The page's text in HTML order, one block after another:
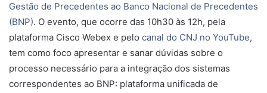
Gestão de Precedentes ao Banco Nacional de Precedentes
(BNP). O evento, que ocorre das 10h30 às 12h, pela
plataforma Cisco Webex e pelo canal do CNJ no YouTube,
tem como foco apresentar e sanar dúvidas sobre o
processo necessário para a integração dos sistemas
correspondentes ao BNP: plataforma unificada de